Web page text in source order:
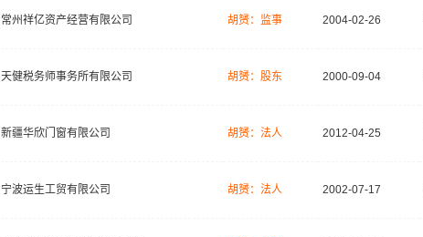
常州祥亿资产经营有限公司 胡赟：监事 2004-02-26
天健税务师事务所有限公司 胡赟：股东 2000-09-04
新疆华欣门窗有限公司 胡赟：法人 2012-04-25
宁波运生工贸有限公司 胡赟：法人 2002-07-17